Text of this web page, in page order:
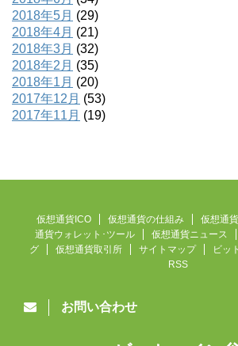
2018年5月 (29)
2018年4月 (21)
2018年3月 (32)
2018年2月 (35)
2018年1月 (20)
2017年12月 (53)
2017年11月 (19)
仮想通貨ICO 仮想通貨の仕組み 仮想通
通貨ウォレット･ツール
仮想通貨ニュース
グ
仮想通貨取引所 サイトマップ
ビッ
RSS
お問い合わせ